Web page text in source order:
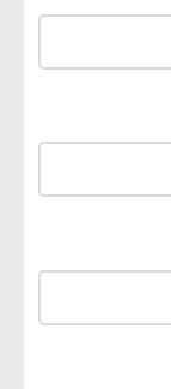
توسع